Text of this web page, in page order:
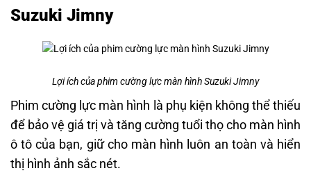
Suzuki Jimny
Lợi ích của phim cường lực màn hình Suzuki Jimny
Phim cường lực màn hình là phụ kiện không thể thiếu
để bảo vệ giá trị và tăng cường tuổi thọ cho màn hình
ô tô của bạn, giữ cho màn hình luôn an toàn và hiển
thị hình ảnh sắc nét.